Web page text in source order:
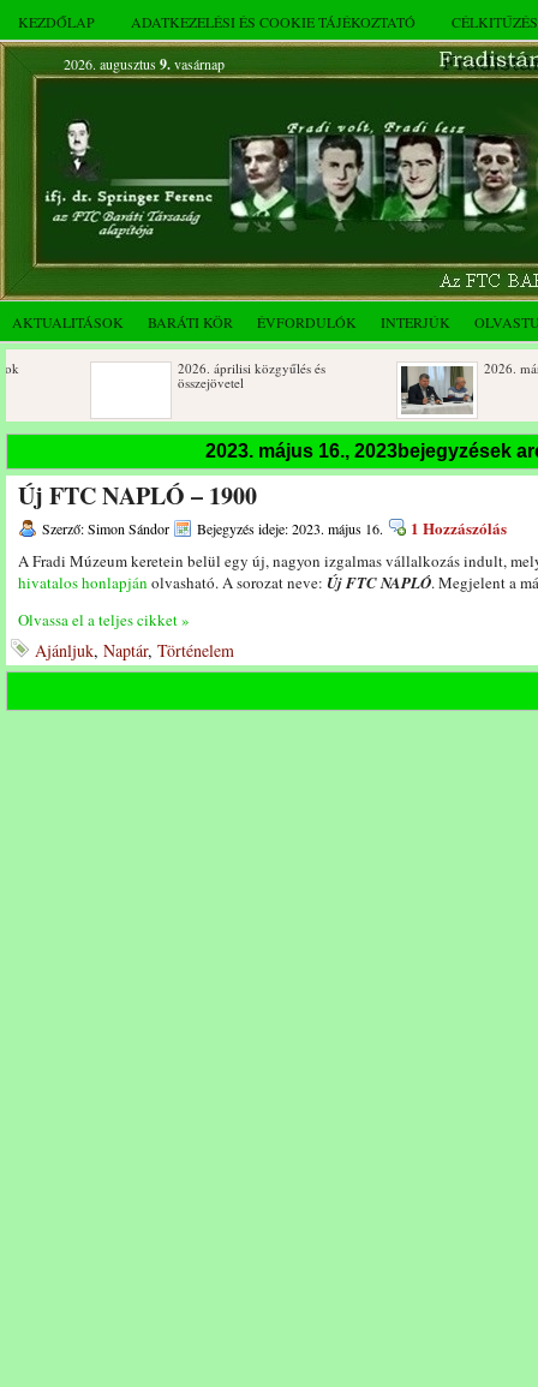
KEZDŐLAP ADATKEZELÉSI ÉS COOKIE TÁJÉKOZTATÓ
2026. augusztus 9.vasárnap
AKTUALITÁSOK BARÁTI KÖR ÉVFORDULÓK INTERJÚK
2026. áprilisi közgyűlés és
összejövetel
2026. márciusi
Születésnapi koszorúzások
Rendkívüli
novemberi
Az FTC Baráti Kör 2025. októberi
összejövetel
2023. május 16., 2023bejegyzések
Új FTC NAPLÓ – 1900
Szerző: Simon Sándor Bejegyzés ideje: 2023. május 16. 1 Hozzászólás
A Fradi Múzeum keretein belül egy új, nagyon izgalmas vállalkozás indult,
hivatalos honlapján olvasható. A sorozat neve: Új FTC NAPLÓ. Megjelent a
Olvassa el a teljes cikket »
Ajánljuk, Naptár, Történelem